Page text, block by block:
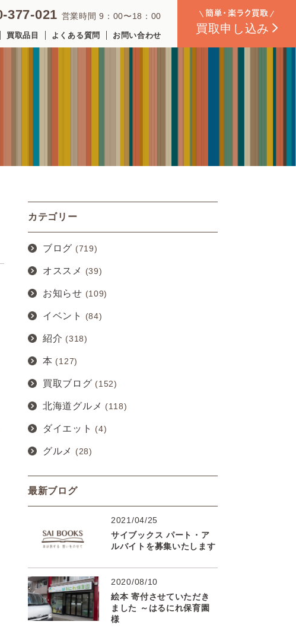
買取申し込み
377-021 営業時間 9：00〜18：00
買取品目 よくある質問 お問い合わせ
カテゴリー
ブログ (719)
オススメ (39)
お知らせ (109)
イベント (84)
紹介 (318)
本 (127)
買取ブログ (152)
北海道グルメ (118)
ダイエット (4)
グルメ (28)
最新ブログ
2021/04/25
サイブックス パート・ア
ルバイトを募集いたします
2020/08/10
絵本 寄付させていただき
ました ～はるにれ保育園
様